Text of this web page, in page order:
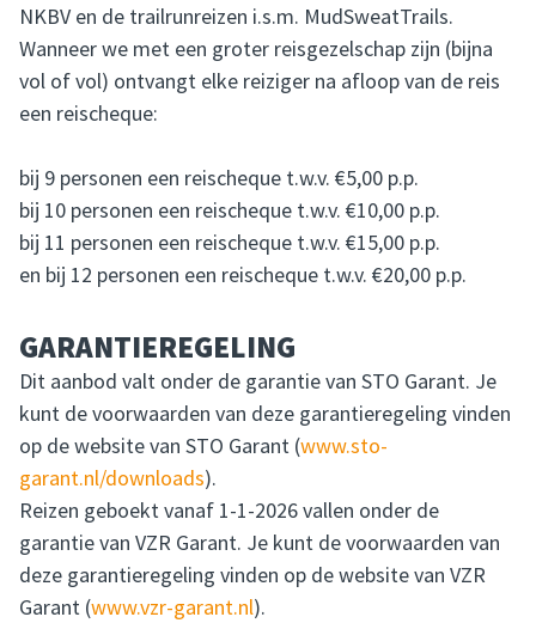
NKBV en de trailrunreizen i.s.m. MudSweatTrails.
Wanneer we met een groter reisgezelschap zijn (bijna
vol of vol) ontvangt elke reiziger na afloop van de reis
een reischeque:
bij 9 personen een reischeque t.w.v. €5,00 p.p.
bij 10 personen een reischeque t.w.v. €10,00 p.p.
bij 11 personen een reischeque t.w.v. €15,00 p.p.
en bij 12 personen een reischeque t.w.v. €20,00 p.p.
GARANTIEREGELING
Dit aanbod valt onder de garantie van STO Garant. Je
kunt de voorwaarden van deze garantieregeling vinden
op de website van STO Garant (www.sto-
garant.nl/downloads).
Reizen geboekt vanaf 1-1-2026 vallen onder de
garantie van VZR Garant. Je kunt de voorwaarden van
deze garantieregeling vinden op de website van VZR
Garant (www.vzr-garant.nl).